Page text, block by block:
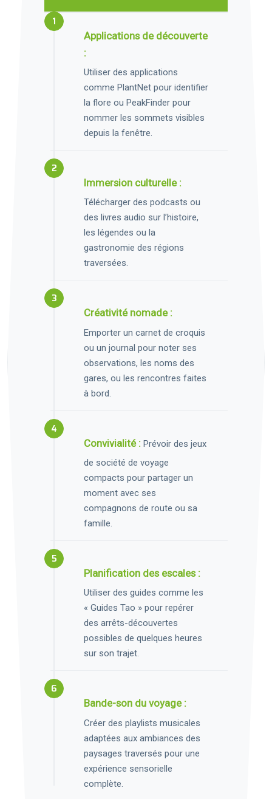
Applications de découverte
:
Utiliser des applications
comme PlantNet pour identifier
la flore ou PeakFinder pour
nommer les sommets visibles
depuis la fenêtre.
Immersion culturelle :
Télécharger des podcasts ou
des livres audio sur l’histoire,
les légendes ou la
gastronomie des régions
traversées.
Créativité nomade :
Emporter un carnet de croquis
ou un journal pour noter ses
observations, les noms des
gares, ou les rencontres faites
à bord.
Convivialité : Prévoir des jeux
de société de voyage
compacts pour partager un
moment avec ses
compagnons de route ou sa
famille.
Planification des escales :
Utiliser des guides comme les
« Guides Tao » pour repérer
des arrêts-découvertes
possibles de quelques heures
sur son trajet.
Bande-son du voyage :
Créer des playlists musicales
adaptées aux ambiances des
paysages traversés pour une
expérience sensorielle
complète.